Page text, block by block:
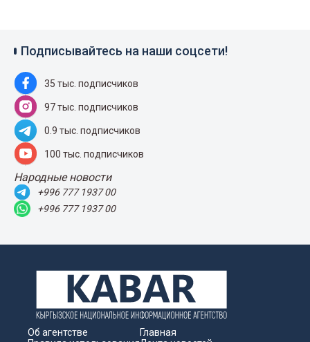
Подписывайтесь на наши соцсети!
35 тыс. подписчиков
97 тыс. подписчиков
0.9 тыс. подписчиков
100 тыс. подписчиков
Народные новости
+996 777 1937 00
+996 777 1937 00
Об агентстве
Главная